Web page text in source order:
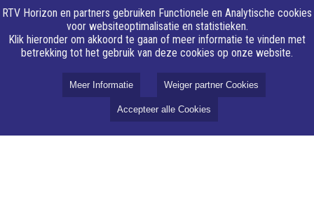
RTV Horizon en partners gebruiken Functionele en Analytische cookies
voor websiteoptimalisatie en statistieken.
Klik hieronder om akkoord te gaan of meer informatie te vinden met
betrekking tot het gebruik van deze cookies op onze website.
Meer Informatie Weiger partner Cookies
Accepteer alle Cookies